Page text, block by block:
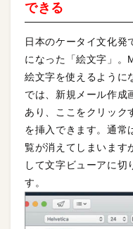
できる
日本のケータイ文化発
になった「絵文字」。
絵文字を使えるように
では、新規メール作成
あり、ここをクリック
を挿入できます。通常
覧が消えてしまいます
して文字ビューアに切
す。